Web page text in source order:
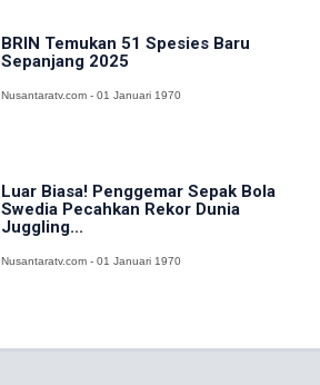
BRIN Temukan 51 Spesies Baru
Sepanjang 2025
Nusantaratv.com - 01 Januari 1970
Luar Biasa! Penggemar Sepak Bola
Swedia Pecahkan Rekor Dunia
Juggling...
Nusantaratv.com - 01 Januari 1970